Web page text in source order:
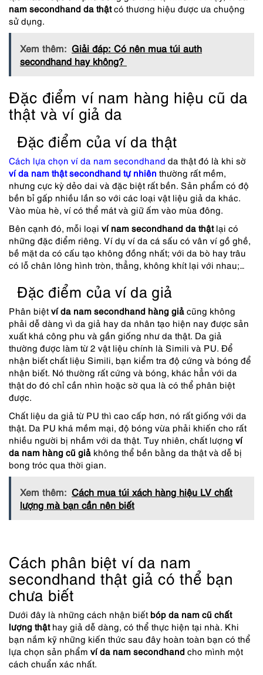
nam secondhand da thậtcó thương hiệu được ưa chuộng
sử dụng.
Xem thêm: Giải đáp: Có nên mua túi auth
secondhand hay không?
Đặc điểm ví nam hàng hiệu cũ da
thật và ví giả da
Đặc điểm của ví da thật
Cách lựa chọn ví da nam secondhand da thật đó là khi sờ
ví da nam thật secondhand tự nhiên thường rất mềm,
nhưng cực kỳ dẻo dai và đặc biệt rất bền. Sản phẩm có độ
bền bỉ gấp nhiều lần so với các loại vật liệu giả da khác.
Vào mùa hè, ví có thể mát và giữ ấm vào mùa đông.
Bên cạnh đó, mỗi loại ví nam secondhand da thậtlại có
những đặc điểm riêng. Ví dụ ví da cá sấu có vân ví gồ ghề,
bề mặt da có cấu tạo không đồng nhất; với da bò hay trâu
có lỗ chân lông hình tròn, thẳng, không khít lại với nhau;…
Đặc điểm của ví da giả
Phân biệt ví da nam secondhand hàng giả cũng không
phải dễ dàng vì da giả hay da nhân tạo hiện nay được sản
xuất khá công phu và gần giống như da thật. Da giả
thường được làm từ 2 vật liệu chính là Simili và PU. Để
nhận biết chất liệu Simili, bạn kiểm tra độ cứng và bóng để
nhận biết. Nó thường rất cứng và bóng, khác hẳn với da
thật do đó chỉ cần nhìn hoặc sờ qua là có thể phân biệt
được.
Chất liệu da giả từ PU thì cao cấp hơn, nó rất giống với da
thật. Da PU khá mềm mại, độ bóng vừa phải khiến cho rất
nhiều người bị nhầm với da thật. Tuy nhiên, chất lượng ví
da nam hàng cũ giả không thể bền bằng da thật và dễ bị
bong tróc qua thời gian.
Xem thêm: Cách mua túi xách hàng hiệu LV chất
lượng mà bạn cần nên biết
Cách phân biệt ví da nam
secondhand thật giả có thể bạn
chưa biết
Dưới đây là những cách nhận biết bóp da nam cũ chất
lượng thậthay giả dễ dàng, có thể thực hiện tại nhà. Khi
bạn nắm kỹ những kiến thức sau đây hoàn toàn bạn có thể
lựa chọn sản phẩm ví da nam secondhand cho mình một
cách chuẩn xác nhất.